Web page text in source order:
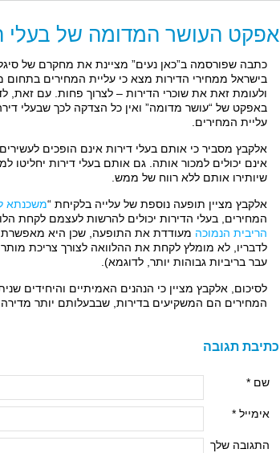
אפקט העושר המדומה של בעלי
כתבה שפורסמה ב”כאן נעים” מציינת את מחקרם של
ולעומת זאת את שוכרי הדירות – לצרוך פחות. עם זאת,
באפקט של “עושר מדומה” ואין כל הצדקה לכך שבעלי
עליית המחירים.
אלקבץ מסביר כי אותם בעלי דירות אינם הופכים
אינם יכולים למכור אותה. גם אותם בעלי דירות יחליטו
שיותירו אותם ללא רווח של ממש.
אלקבץ מציין תופעה נוספת של עלייה בלקיחת “משכנתא
המחירים, בעלי הדירות יכולים להרשות לעצמם לקחת
הריבית הנמוכה מעודדת את התופעה, שכן היא מאפשרת
לדבריו, לא מומלץ לקחת את ההלוואה לצורך צריכת
עבר בריביות גבוהות יותר, לדוגמא).
לסיכום, אלקבץ מציין כי הנהנים האמיתיים והיחידים
המחירים הם המשקיעים בדירות, שבבעלותם יותר
כתיבת תגובה
שם *
אימייל *
התגובה שלך